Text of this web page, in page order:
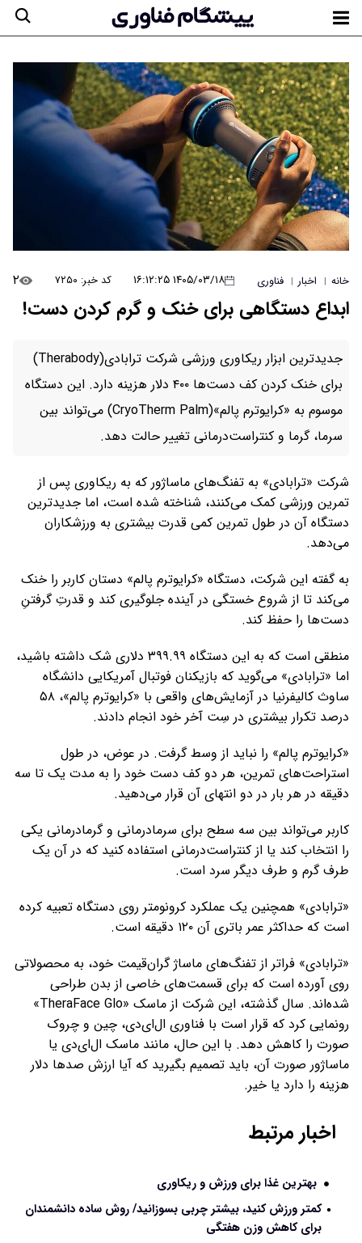
خانه | اخبار | فناوری ۱۴۰۵/۰۳/۱۸ ۱۶:۱۲:۲۵ کد خبر: ۷۲۵۰ ۲
ابداع دستگاهی برای خنک و گرم کردن دست!
جدیدترین ابزار ریکاوری ورزشی شرکت ترابادی(Therabody)
برای خنک کردن کف دست‌ها ۴۰۰ دلار هزینه دارد. این دستگاه
موسوم به «کرایوترم پالم»(CryoTherm Palm) می‌تواند بین
سرما، گرما و کنتراست‌درمانی تغییر حالت دهد.
شرکت «ترابادی» به تفنگ‌های ماساژور که به ریکاوری پس از
تمرین ورزشی کمک می‌کنند، شناخته شده است، اما جدیدترین
دستگاه آن در طول تمرین کمی قدرت بیشتری به ورزشکاران
می‌دهد.
به گفته‌ این شرکت، دستگاه «کرایوترم پالم» دستان کاربر را خنک
می‌کند تا از شروع خستگی در آینده جلوگیری کند و قدرتِ گرفتنِ
دست‌ها را حفظ کند.
منطقی است که به این دستگاه ۳۹۹.۹۹ دلاری شک داشته باشید،
اما «ترابادی» می‌گوید که بازیکنان فوتبال آمریکایی دانشگاه
ساوث کالیفرنیا در آزمایش‌های واقعی با «کرایوترم پالم»، ۵۸
درصد تکرار بیشتری در سِت آخر خود انجام دادند.
«کرایوترم پالم» را نباید از وسط گرفت. در عوض، در طول
استراحت‌های تمرین، هر دو کف دست خود را به مدت یک تا سه
دقیقه در هر بار در دو انتهای آن قرار می‌دهید.
کاربر می‌تواند بین سه سطح برای سرمادرمانی و گرمادرمانی یکی
را انتخاب کند یا از کنتراست‌درمانی استفاده کنید که در آن یک
طرف گرم و طرف دیگر سرد است.
«ترابادی» همچنین یک عملکرد کرونومتر روی دستگاه تعبیه کرده
است که حداکثر عمر باتری آن ۱۲۰ دقیقه است.
«ترابادی» فراتر از تفنگ‌های ماساژ گران‌قیمت خود، به محصولاتی
روی آورده است که برای قسمت‌های خاصی از بدن طراحی
شده‌اند. سال گذشته، این شرکت از ماسک «TheraFace Glo»
رونمایی کرد که قرار است با فناوری ال‌ای‌دی، چین و چروک
صورت را کاهش دهد. با این حال، مانند ماسک ال‌ای‌دی یا
ماساژور صورت آن، باید تصمیم بگیرید که آیا ارزش صدها دلار
هزینه را دارد یا خیر.
اخبار مرتبط
بهترین غذا برای ورزش و ریکاوری
کمتر ورزش کنید، بیشتر چربی بسوزانید/ روش ساده دانشمندان
برای کاهش وزن هفتگی